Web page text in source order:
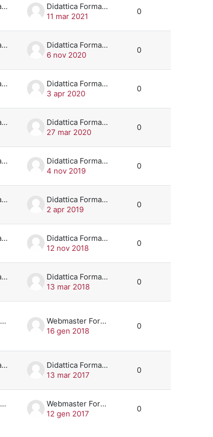
Didattica Formazione
Didattica Formazione
11 mar 2021
0
Didattica Formazione
Didattica Formazione
6 nov 2020
0
Didattica Formazione
Didattica Formazione
3 apr 2020
0
Didattica Formazione
Didattica Formazione
27 mar 2020
0
Didattica Formazione
Didattica Formazione
4 nov 2019
0
Didattica Formazione
Didattica Formazione
2 apr 2019
0
Didattica Formazione
Didattica Formazione
12 nov 2018
0
Didattica Formazione
Didattica Formazione
13 mar 2018
0
Webmaster Formazione
Webmaster Formazione
16 gen 2018
0
Didattica Formazione
Didattica Formazione
13 mar 2017
0
Webmaster Formazione
Webmaster Formazione
12 gen 2017
0